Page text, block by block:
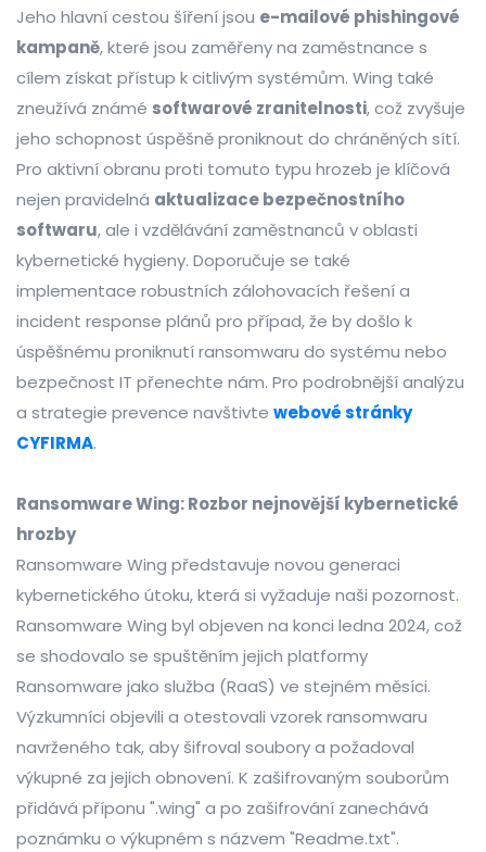
Jeho hlavní cestou šíření jsou e-mailové phishingové
kampaně, které jsou zaměřeny na zaměstnance s
cílem získat přístup k citlivým systémům. Wing také
zneužívá známé softwarové zranitelnosti, což zvyšuje
jeho schopnost úspěšně proniknout do chráněných sítí.
Pro aktivní obranu proti tomuto typu hrozeb je klíčová
nejen pravidelná aktualizace bezpečnostního
softwaru, ale i vzdělávání zaměstnanců v oblasti
kybernetické hygieny. Doporučuje se také
implementace robustních zálohovacích řešení a
incident response plánů pro případ, že by došlo k
úspěšnému proniknutí ransomwaru do systému nebo
bezpečnost IT přenechte nám. Pro podrobnější analýzu
a strategie prevence navštivte webové stránky
CYFIRMA.
Ransomware Wing: Rozbor nejnovější kybernetické
hrozby
Ransomware Wing představuje novou generaci
kybernetického útoku, která si vyžaduje naši pozornost.
Ransomware Wing byl objeven na konci ledna 2024, což
se shodovalo se spuštěním jejich platformy
Ransomware jako služba (RaaS) ve stejném měsíci.
Výzkumníci objevili a otestovali vzorek ransomwaru
navrženého tak, aby šifroval soubory a požadoval
výkupné za jejich obnovení. K zašifrovaným souborům
přidává příponu ".wing" a po zašifrování zanechává
poznámku o výkupném s názvem "Readme.txt".